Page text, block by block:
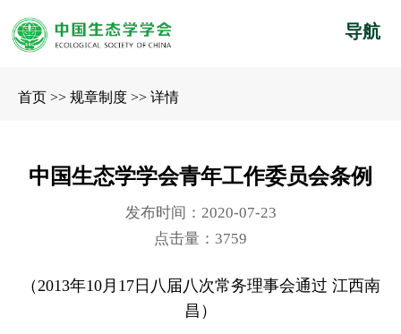
导航
首页>> 规章制度>> 详情
中国生态学学会青年工作委员会条例
发布时间：2020-07-23
点击量：3759
（ 2013年10月 17日八届八次常务理事会通过 江西南
昌）